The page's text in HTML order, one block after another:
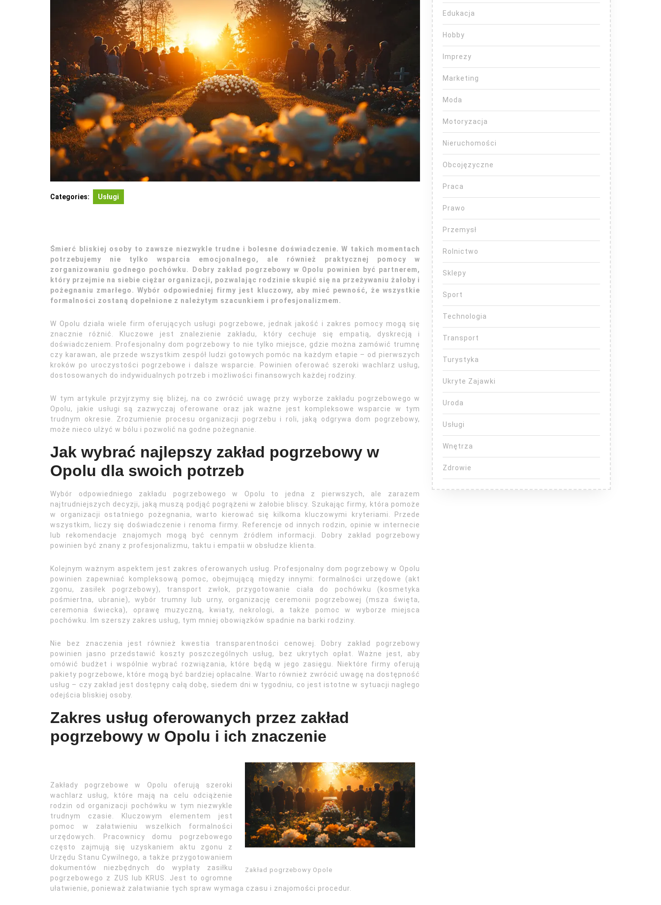
Categories: Usługi
Śmierć bliskiej osoby to zawsze niezwykle trudne i bolesne doświadczenie. W takich momentach
potrzebujemy nie tylko wsparcia emocjonalnego, ale również praktycznej pomocy w
zorganizowaniu godnego pochówku. Dobry zakład pogrzebowy w Opolu powinien być partnerem,
który przejmie na siebie ciężar organizacji, pozwalając rodzinie skupić się na przeżywaniu żałoby i
pożegnaniu zmarłego. Wybór odpowiedniej firmy jest kluczowy, aby mieć pewność, że wszystkie
formalności zostaną dopełnione z należytym szacunkiem i profesjonalizmem.
W Opolu działa wiele firm oferujących usługi pogrzebowe, jednak jakość i zakres pomocy mogą się
znacznie różnić. Kluczowe jest znalezienie zakładu, który cechuje się empatią, dyskrecją i
doświadczeniem. Profesjonalny dom pogrzebowy to nie tylko miejsce, gdzie można zamówić trumnę
czy karawan, ale przede wszystkim zespół ludzi gotowych pomóc na każdym etapie – od pierwszych
kroków po uroczystości pogrzebowe i dalsze wsparcie. Powinien oferować szeroki wachlarz usług,
dostosowanych do indywidualnych potrzeb i możliwości finansowych każdej rodziny.
W tym artykule przyjrzymy się bliżej, na co zwrócić uwagę przy wyborze zakładu pogrzebowego w
Opolu, jakie usługi są zazwyczaj oferowane oraz jak ważne jest kompleksowe wsparcie w tym
trudnym okresie. Zrozumienie procesu organizacji pogrzebu i roli, jaką odgrywa dom pogrzebowy,
może nieco ulżyć w bólu i pozwolić na godne pożegnanie.
Jak wybrać najlepszy zakład pogrzebowy w
Opolu dla swoich potrzeb
Wybór odpowiedniego zakładu pogrzebowego w Opolu to jedna z pierwszych, ale zarazem
najtrudniejszych decyzji, jaką muszą podjąć pogrążeni w żałobie bliscy. Szukając firmy, która pomoże
w organizacji ostatniego pożegnania, warto kierować się kilkoma kluczowymi kryteriami. Przede
wszystkim, liczy się doświadczenie i renoma firmy. Referencje od innych rodzin, opinie w internecie
lub rekomendacje znajomych mogą być cennym źródłem informacji. Dobry zakład pogrzebowy
powinien być znany z profesjonalizmu, taktu i empatii w obsłudze klienta.
Kolejnym ważnym aspektem jest zakres oferowanych usług. Profesjonalny dom pogrzebowy w Opolu
powinien zapewniać kompleksową pomoc, obejmującą między innymi: formalności urzędowe (akt
zgonu, zasiłek pogrzebowy), transport zwłok, przygotowanie ciała do pochówku (kosmetyka
pośmiertna, ubranie), wybór trumny lub urny, organizację ceremonii pogrzebowej (msza święta,
ceremonia świecka), oprawę muzyczną, kwiaty, nekrologi, a także pomoc w wyborze miejsca
pochówku. Im szerszy zakres usług, tym mniej obowiązków spadnie na barki rodziny.
Nie bez znaczenia jest również kwestia transparentności cenowej. Dobry zakład pogrzebowy
powinien jasno przedstawić koszty poszczególnych usług, bez ukrytych opłat. Ważne jest, aby
omówić budżet i wspólnie wybrać rozwiązania, które będą w jego zasięgu. Niektóre firmy oferują
pakiety pogrzebowe, które mogą być bardziej opłacalne. Warto również zwrócić uwagę na dostępność
usług – czy zakład jest dostępny całą dobę, siedem dni w tygodniu, co jest istotne w sytuacji nagłego
odejścia bliskiej osoby.
Zakres usług oferowanych przez zakład
pogrzebowy w Opolu i ich znaczenie
Zakład pogrzebowy Opole
Zakłady pogrzebowe w Opolu oferują szeroki
wachlarz usług, które mają na celu odciążenie
rodzin od organizacji pochówku w tym niezwykle
trudnym czasie. Kluczowym elementem jest
pomoc w załatwieniu wszelkich formalności
urzędowych. Pracownicy domu pogrzebowego
często zajmują się uzyskaniem aktu zgonu z
Urzędu Stanu Cywilnego, a także przygotowaniem
dokumentów niezbędnych do wypłaty zasiłku
pogrzebowego z ZUS lub KRUS. Jest to ogromne
ułatwienie, ponieważ załatwianie tych spraw wymaga czasu i znajomości procedur.
Edukacja
Hobby
Imprezy
Marketing
Moda
Motoryzacja
Nieruchomości
Obcojęzyczne
Praca
Prawo
Przemysł
Rolnictwo
Sklepy
Sport
Technologia
Transport
Turystyka
Ukryte Zajawki
Uroda
Usługi
Wnętrza
Zdrowie